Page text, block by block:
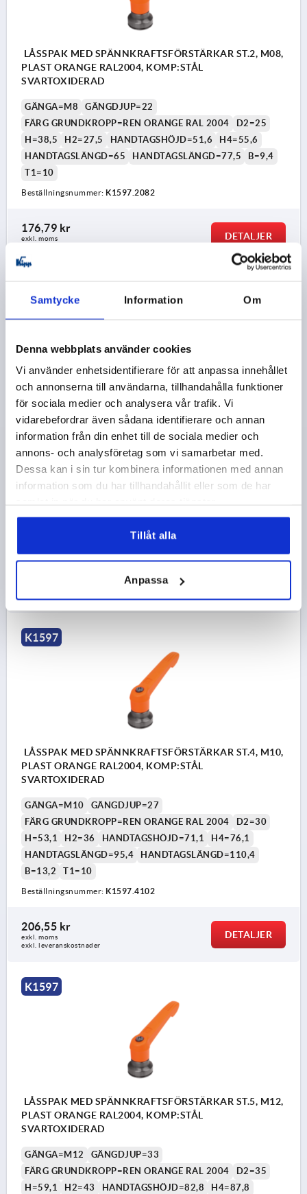
Samtycke Information Om
Denna webbplats använder cookies
Vi använder enhetsidentifierare för att anpassa innehållet
och annonserna till användarna, tillhandahålla funktioner
för sociala medier och analysera vår trafik. Vi
vidarebefordrar även sådana identifierare och annan
information från din enhet till de sociala medier och
annons- och analysföretag som vi samarbetar med.
Dessa kan i sin tur kombinera informationen med annan
information som du har tillhandahållit eller som de har
Tillåt alla
Anpassa
LÅSSPAK MED SPÄNNKRAFTSFÖRSTÄRKAR ST.2, M08,
PLAST ORANGE RAL2004, KOMP:STÅL
SVARTOXIDERAD
GÄNGA=M8
GÄNGDJUP=22
FÄRG GRUNDKROPP=REN ORANGE RAL 2004
D2=25
H=38,5
H2=27,5 HANDTAGSHÖJD=51,6
H4=55,6
HANDTAGSLÄNGD=65
HANDTAGSLÄNGD=77,5
B=9,4
T1=10
Beställningsnummer: K1597.2082
176,79 kr
exkl. moms
DETALJER
LÅSSPAK MED SPÄNNKRAFTSFÖRSTÄRKAR ST.3, M10,
PLAST ORANGE RAL2004, KOMP:STÅL
SVARTOXIDERAD
GÄNGA=M10
GÄNGDJUP=24
FÄRG GRUNDKROPP=REN ORANGE RAL 2004
D2=30
H=47
H2=34 HANDTAGSHÖJD=63,4
H4=67,9
K1597.3102
K1597
LÅSSPAK MED SPÄNNKRAFTSFÖRSTÄRKAR ST.4, M10,
PLAST ORANGE RAL2004, KOMP:STÅL
SVARTOXIDERAD
GÄNGA=M10
GÄNGDJUP=27
FÄRG GRUNDKROPP=REN ORANGE RAL 2004
D2=30
H=53,1
H2=36 HANDTAGSHÖJD=71,1
H4=76,1
HANDTAGSLÄNGD=95,4
HANDTAGSLÄNGD=110,4
B=13,2
T1=10
Beställningsnummer: K1597.4102
206,55 kr
exkl. moms
exkl. leveranskostnader
DETALJER
K1597
LÅSSPAK MED SPÄNNKRAFTSFÖRSTÄRKAR ST.5, M12,
PLAST ORANGE RAL2004, KOMP:STÅL
SVARTOXIDERAD
GÄNGA=M12
GÄNGDJUP=33
FÄRG GRUNDKROPP=REN ORANGE RAL 2004
D2=35
H=59,1
H2=43 HANDTAGSHÖJD=82,8 H4=87,8